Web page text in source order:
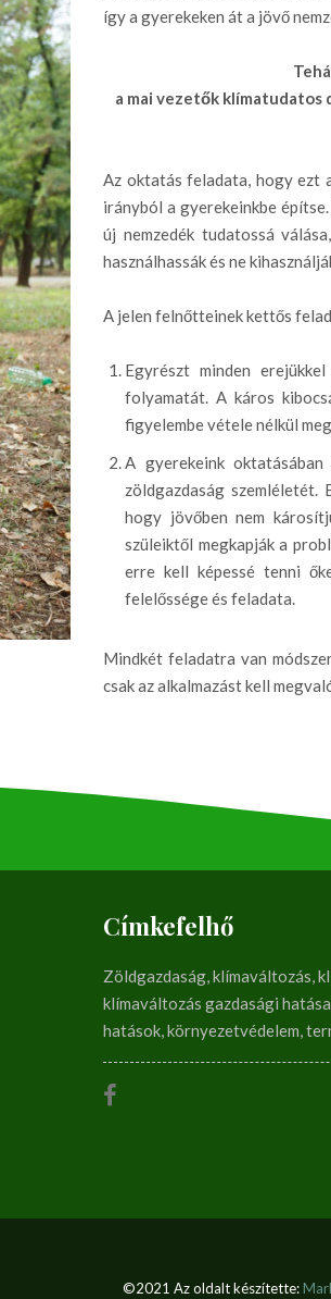
így a gyerekeken át a jövő
a mai vezetők
Az oktatás feladata, hogy ezt
irányból a gyerekeinkbe
új nemzedék tudatossá
használhassák és ne
A jelen felnőtteinek kettős
Egyrészt minden
folyamatát. A káros
figyelembe vétele nélkül
A gyerekeink
zöldgazdaság
hogy jövőben nem
szüleiktől megkapják a
erre kell képessé tenni
felelőssége és feladata.
Mindkét feladatra van
csak az alkalmazást kell
Címkefelhő
Zöldgazdaság, klímaváltozás,
klímaváltozás gazdasági
hatások, környezetvédelem,
©2021 Az oldalt készítette: